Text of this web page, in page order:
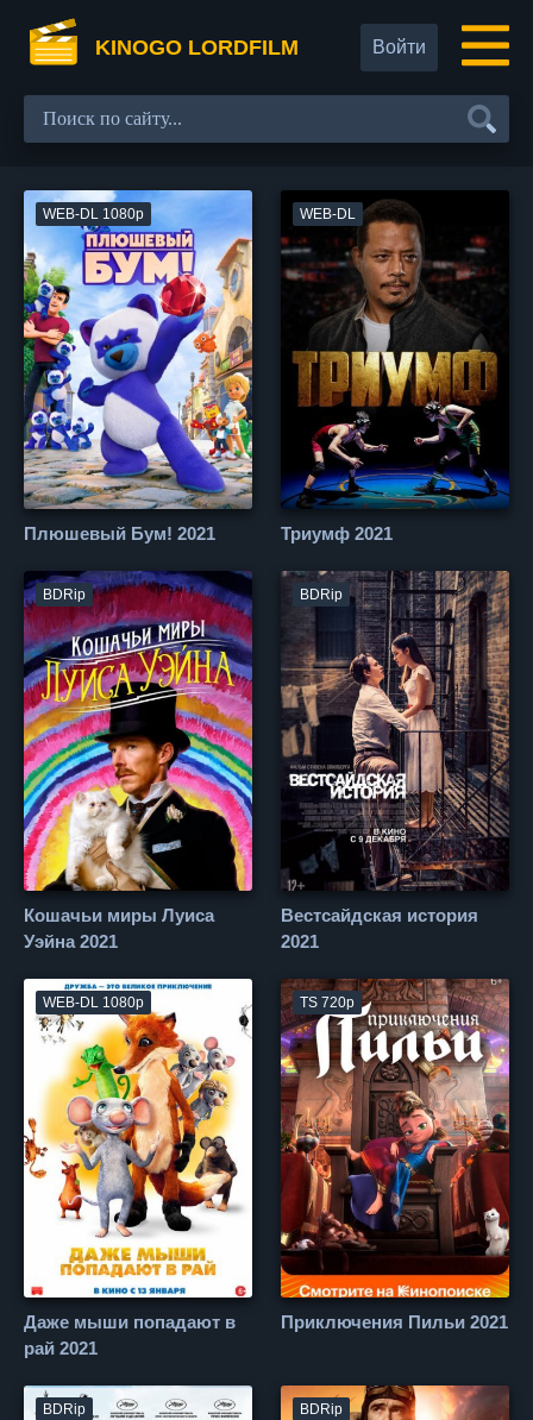
KINOGO LORDFILM Войти
WEB-DL 1080p
Плюшевый Бум! 2021
WEB-DL
Триумф 2021
BDRip
Кошачьи миры Луиса
Уэйна 2021
BDRip
Вестсайдская история
2021
WEB-DL 1080p
Даже мыши попадают в
рай 2021
TS 720p
Приключения Пильи 2021
BDRip BDRip